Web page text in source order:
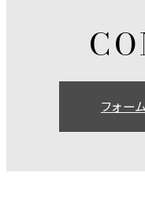
フォー